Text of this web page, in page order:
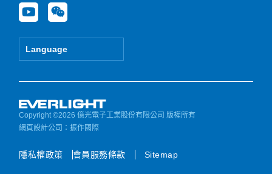
Y
o
u
e
W
e
i
Language
Copyright ©2026 億光電子工業股份有限公司 版權所有
網頁設計公司 ：振作國際
隱私權政策 會員服務條款 Sitemap